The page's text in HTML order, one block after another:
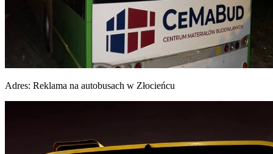
Adres: Reklama na autobusach w Złocieńcu